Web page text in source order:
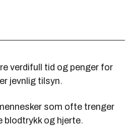
verdifull tid og penger for
jevnlig tilsyn.
som ofte trenger
blodtrykk og hjerte.